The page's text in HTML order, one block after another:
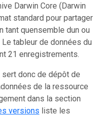
Darwin Core (Darwin
standard pour partager
tant quensemble dun ou
tableur de données du
21 enregistrements.
donc de dépôt de
de la ressource
dans la section
versions liste les